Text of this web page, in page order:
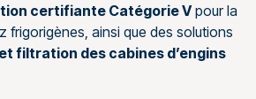
certifiante Catégorie Vpour la
frigorigènes, ainsi que des solutions
filtration des cabines d’engins